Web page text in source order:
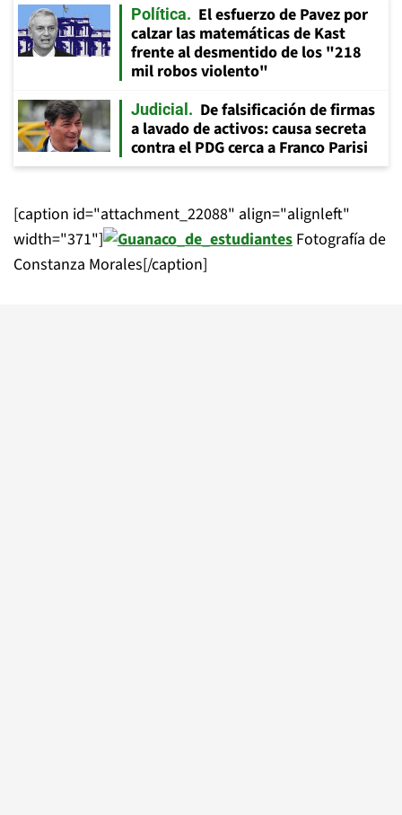
Política
El esfuerzo de Pavez por
calzar las matemáticas de Kast
frente al desmentido de los "218
mil robos violento"
Judicial
De falsificación de firmas
a lavado de activos: causa secreta
contra el PDG cerca a Franco Parisi
[caption id="attachment_22088" align="alignleft"
width="371"]
Fotografía de
Constanza Morales[/caption]